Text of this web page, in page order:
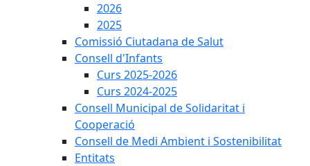
2026
2025
Comissió Ciutadana de Salut
Consell d'Infants
Curs 2025-2026
Curs 2024-2025
Consell Municipal de Solidaritat i
Cooperació
Consell de Medi Ambient i Sostenibilitat
Entitats